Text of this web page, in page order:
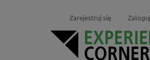
Zarejestruj się